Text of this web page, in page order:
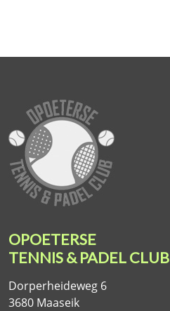
OPOETERSE
TENNIS & PADEL CLUB
Dorperheideweg 6
3680 Maaseik